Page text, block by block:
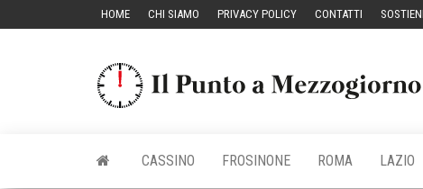
HOME CHI SIAMO PRIVACY POLICY CONTATTI
CASSINO FROSINONE ROMA LAZIO